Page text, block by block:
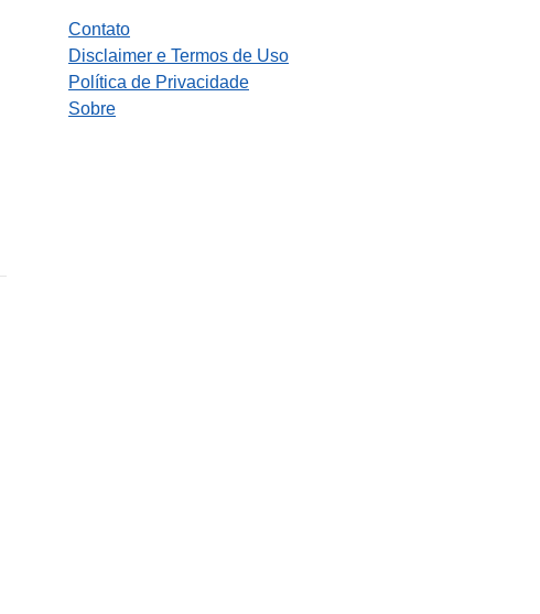
Contato
Disclaimer e Termos de Uso
Política de Privacidade
Sobre